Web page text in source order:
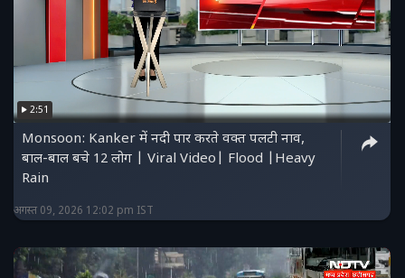
2:51
Monsoon: Kanker में नदी पार करते वक्त पलटी नाव,
बाल-बाल बचे 12 लोग | Viral Video| Flood |Heavy
Rain
अगस्त 09, 2026 12:02 pm IST